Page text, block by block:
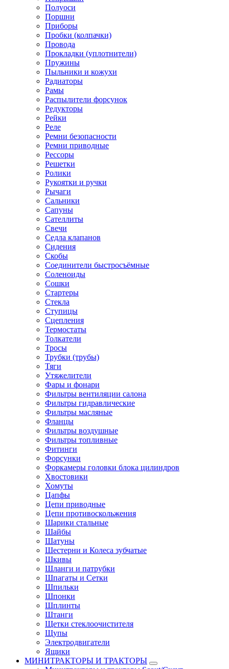
Полуоси
Поршни
Приборы
Пробки (колпачки)
Провода
Прокладки (уплотнители)
Пружины
Пыльники и кожухи
Радиаторы
Рамы
Распылители форсунок
Редукторы
Рейки
Реле
Ремни безопасности
Ремни приводные
Рессоры
Решетки
Ролики
Рукоятки и ручки
Рычаги
Сальники
Сапуны
Сателлиты
Свечи
Седла клапанов
Сидения
Скобы
Соединители быстросъёмные
Соленоиды
Сошки
Стартеры
Стекла
Ступицы
Сцепления
Термостаты
Толкатели
Тросы
Трубки (трубы)
Тяги
Утяжелители
Фары и фонари
Фильтры вентиляции салона
Фильтры гидравлические
Фильтры масляные
Фланцы
Фильтры воздушные
Фильтры топливные
Фитинги
Форсунки
Форкамеры головки блока цилиндров
Хвостовики
Хомуты
Цапфы
Цепи приводные
Цепи противоскольжения
Шарики стальные
Шайбы
Шатуны
Шестерни и Колеса зубчатые
Шкивы
Шланги и патрубки
Шпагаты и Сетки
Шпильки
Шпонки
Шплинты
Штанги
Щетки стеклоочистителя
Щупы
Электродвигатели
Ящики
МИНИТРАКТОРЫ И ТРАКТОРЫ